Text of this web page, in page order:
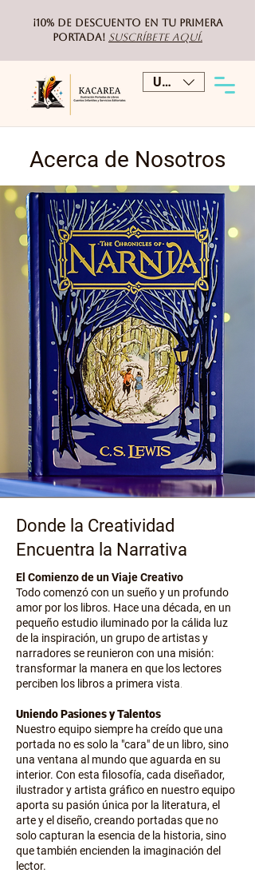
¡10% de DESCUENTO en tu primera
portada! Suscríbete aquí.
USD ($)
Acerca de Nosotros
Donde la Creatividad
Encuentra la Narrativa
El Comienzo de un Viaje Creativo
Todo comenzó con un sueño y un profundo
amor por los libros. Hace una década, en un
pequeño estudio iluminado por la cálida luz
de la inspiración, un grupo de artistas y
narradores se reunieron con una misión:
transformar la manera en que los lectores
perciben los libros a primera vista
Uniendo Pasiones y Talentos
Nuestro equipo siempre ha creído que una
portada no es solo la "cara" de un libro, sino
una ventana al mundo que aguarda en su
interior. Con esta filosofía, cada diseñador,
ilustrador y artista gráfico en nuestro equipo
aporta su pasión única por la literatura, el
arte y el diseño, creando portadas que no
solo capturan la esencia de la historia, sino
que también encienden la imaginación del
lector.